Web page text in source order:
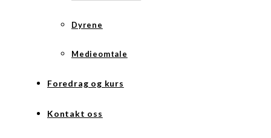
Dyrene
Medieomtale
Foredrag og kurs
Kontakt oss